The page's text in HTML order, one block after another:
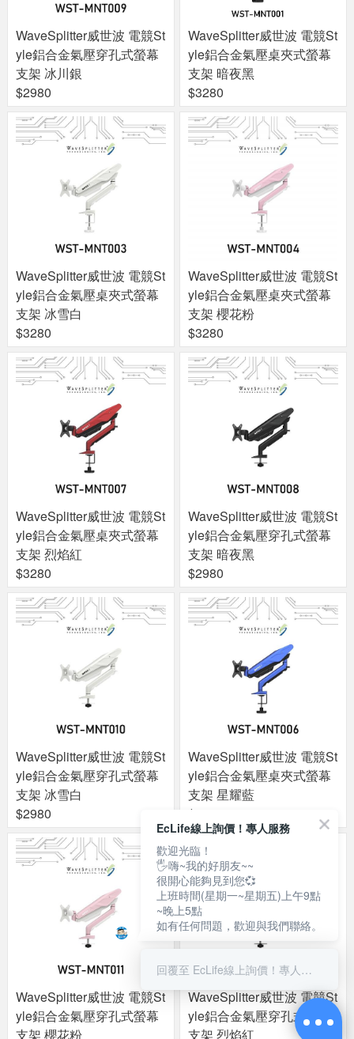
WaveSplitter威世波 電競St
yle鋁合金氣壓穿孔式螢幕
支架 冰川銀
$2980
WaveSplitter威世波 電競St
yle鋁合金氣壓桌夾式螢幕
支架 暗夜黑
$3280
WaveSplitter威世波 電競St
yle鋁合金氣壓桌夾式螢幕
支架 冰雪白
$3280
WaveSplitter威世波 電競St
yle鋁合金氣壓桌夾式螢幕
支架 櫻花粉
$3280
WaveSplitter威世波 電競St
yle鋁合金氣壓桌夾式螢幕
支架 烈焰紅
$3280
WaveSplitter威世波 電競St
yle鋁合金氣壓穿孔式螢幕
支架 暗夜黑
$2980
WaveSplitter威世波 電競St
yle鋁合金氣壓穿孔式螢幕
支架 冰雪白
$2980
WaveSplitter威世波 電競St
yle鋁合金氣壓桌夾式螢幕
支架 星耀藍
$3280
WaveSplitter威世波 電競St
yle鋁合金氣壓穿孔式螢幕
支架 櫻花粉
WaveSplitter威世波 電競St
yle鋁合金氣壓穿孔式螢幕
支架 烈焰紅
EcLife線上詢價！專人服務
歡迎光臨！
🖐嗨~我的好朋友~~
很開心能夠見到您💞
上班時間(星期一~星期五)上午9點
~晚上5點
如有任何問題，歡迎與我們聯絡。
回覆至 EcLife線上詢價！專人服務